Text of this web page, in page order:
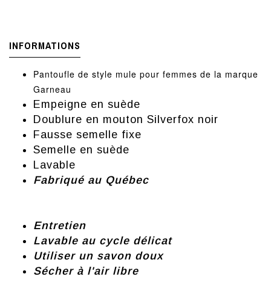
INFORMATIONS
Pantoufle de style mule pour femmes de la marque
Garneau
Empeigne en suède
Doublure en mouton Silverfox noir
Fausse semelle fixe
Semelle en suède
Lavable
Fabriqué au Québec
Entretien
Lavable au cycle délicat
Utiliser un savon doux
Sécher à l'air libre